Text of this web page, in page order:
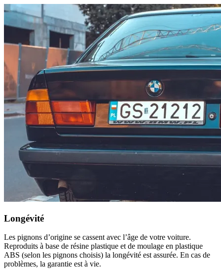
Longévité
Les pignons d’origine se cassent avec l’âge de votre voiture.
Reproduits à base de résine plastique et de moulage en plastique
ABS (selon les pignons choisis) la longévité est assurée. En cas de
problèmes, la garantie est à vie.